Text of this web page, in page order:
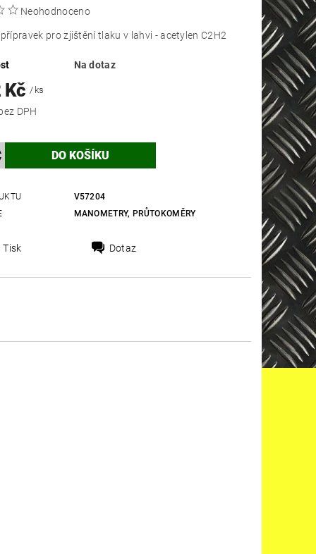
Neohodnoceno
pro zjištění tlaku v lahvi - acetylen C2H2
Na dotaz
Kč/ ks
1 200 Kč bez DPH
V57204
MANOMETRY, PRŮTOKOMĚRY
Tisk Dotaz